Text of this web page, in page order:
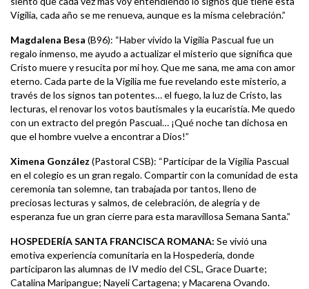
Vigilia, cada año se me renueva, aunque es la misma celebración.”
Magdalena Besa (B96): “Haber vivido la Vigilia Pascual fue un
regalo inmenso, me ayudo a actualizar el misterio que significa que
Cristo muere y resucita por mi hoy. Que me sana, me ama con amor
eterno. Cada parte de la Vigilia me fue revelando este misterio, a
través de los signos tan potentes… el fuego, la luz de Cristo, las
lecturas, el renovar los votos bautismales y la eucaristía. Me quedo
con un extracto del pregón Pascual… ¡Qué noche tan dichosa en
que el hombre vuelve a encontrar a Dios!”
Ximena González (Pastoral CSB): “Participar de la Vigilia Pascual
en el colegio es un gran regalo. Compartir con la comunidad de esta
ceremonia tan solemne, tan trabajada por tantos, lleno de
preciosas lecturas y salmos, de celebración, de alegría y de
esperanza fue un gran cierre para esta maravillosa Semana Santa.”
HOSPEDERÍA SANTA FRANCISCA ROMANA: Se vivió una
emotiva experiencia comunitaria en la Hospedería, donde
participaron las alumnas de IV medio del CSL, Grace Duarte;
Catalina Maripangue; Nayeli Cartagena; y Macarena Ovando.